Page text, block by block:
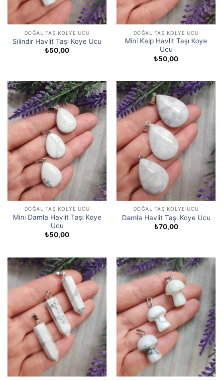
DOĞAL TAŞ KOLYE UCU
Silindir Havlit Taşı Koye Ucu
₺50,00
DOĞAL TAŞ KOLYE UCU
Mini Kalp Havlit Taşı Koye
Ucu
₺50,00
DOĞAL TAŞ KOLYE UCU
Mini Damla Havlit Taşı Koye
Ucu
₺50,00
DOĞAL TAŞ KOLYE UCU
Damla Havlit Taşı Koye Ucu
₺70,00